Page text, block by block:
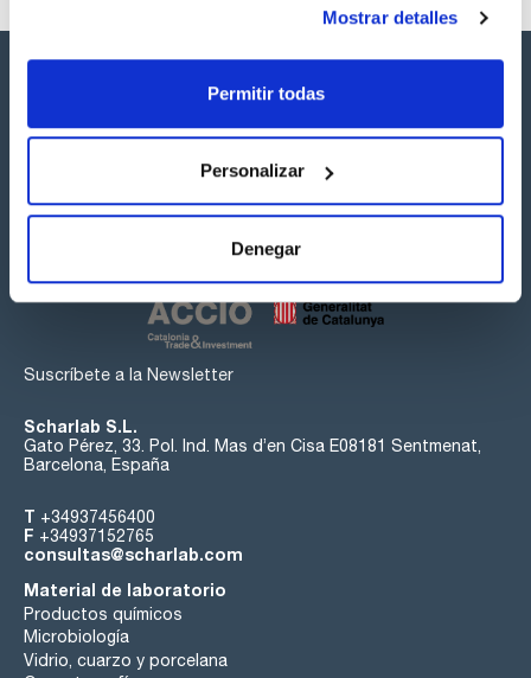
Mostrar detalles
Permitir todas
Personalizar
Denegar
Suscríbete a la Newsletter
Scharlab S.L.
Gato Pérez, 33. Pol. Ind. Mas d’en Cisa E08181 Sentmenat,
Barcelona, España
T +34937456400
F +34937152765
consultas@scharlab.com
Material de laboratorio
Productos químicos
Microbiología
Vidrio, cuarzo y porcelana